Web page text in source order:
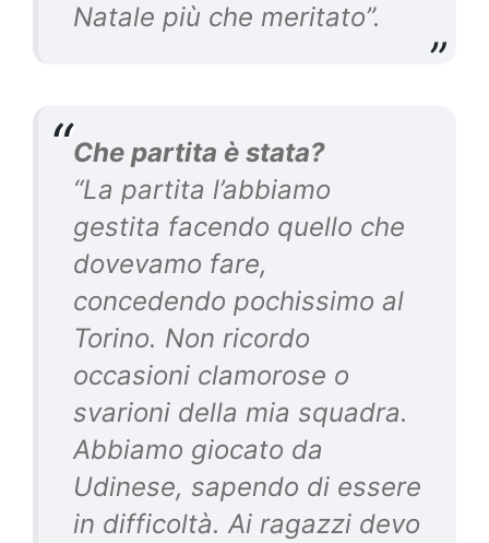
Natale più che meritato”.
Che partita è stata?
“La partita l’abbiamo
gestita facendo quello che
dovevamo fare,
concedendo pochissimo al
Torino. Non ricordo
occasioni clamorose o
svarioni della mia squadra.
Abbiamo giocato da
Udinese, sapendo di essere
in difficoltà. Ai ragazzi devo